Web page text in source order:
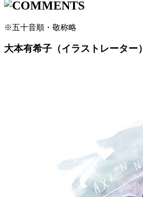
※五十音順・敬称略
大本有希子（イラストレーター）